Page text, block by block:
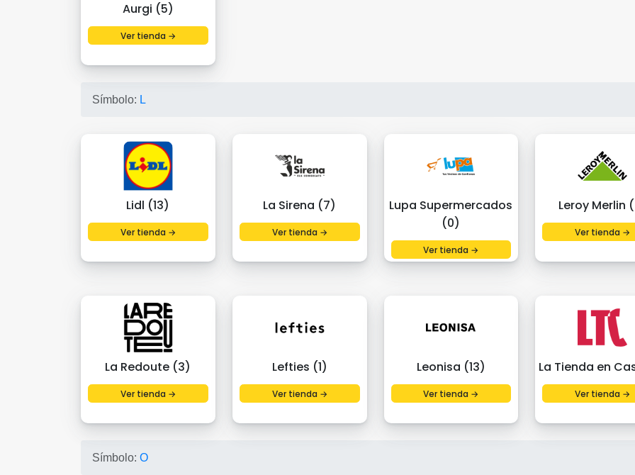
Aurgi (5)
Ver tienda →
Símbolo: L
Lidl (13)
Ver tienda →
La Sirena (7)
Ver tienda →
Lupa Supermercados
(0)
Ver tienda →
Leroy Merlin
Ver tienda →
La Redoute (3)
Ver tienda →
Lefties (1)
Ver tienda →
Leonisa (13)
Ver tienda →
La Tienda en
Ver tienda →
Símbolo: O